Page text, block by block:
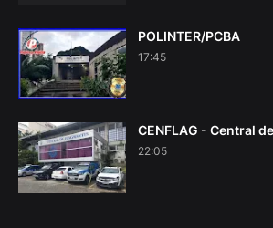
POLINTER/PCBA
17:45
CENFLAG - Central
22:05